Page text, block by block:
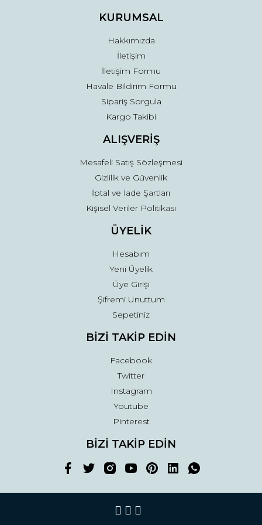
Ürün fiyatı diğer sitelerden daha pahalı.
Gönder
KURUMSAL
Hakkımızda
İletişim
İletişim Formu
Havale Bildirim Formu
Sipariş Sorgula
Kargo Takibi
ALIŞVERİŞ
Mesafeli Satış Sözleşmesi
Gizlilik ve Güvenlik
İptal ve İade Şartları
Kişisel Veriler Politikası
ÜYELİK
Hesabım
Yeni Üyelik
Üye Girişi
Şifremi Unuttum
Sepetiniz
BİZİ TAKİP EDİN
Facebook
Twitter
Instagram
Youtube
Pinterest
BİZİ TAKİP EDİN